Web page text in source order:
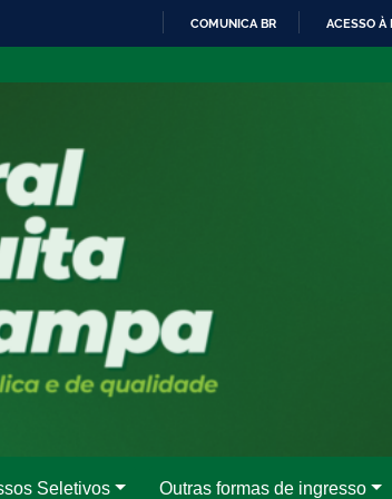
COMUNICA BR ACESSO À
Seletivos Outras formas de ingresso